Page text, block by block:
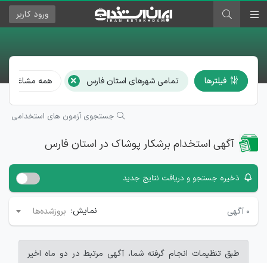
ورود کاربر
فیلترها تمامی شهرهای استان فارس × همه مشاغل
جستجوی آزمون های استخدامی
آگهی استخدام برشکار پوشاک در استان فارس
ذخیره جستجو و دریافت نتایج جدید
۰ آگهی نمایش: بروزشده‌ها
طبق تنظیمات انجام گرفته شما، آگهی مرتبط در دو ماه اخیر